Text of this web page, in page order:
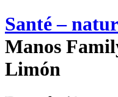
Santé –
Manos
Limón